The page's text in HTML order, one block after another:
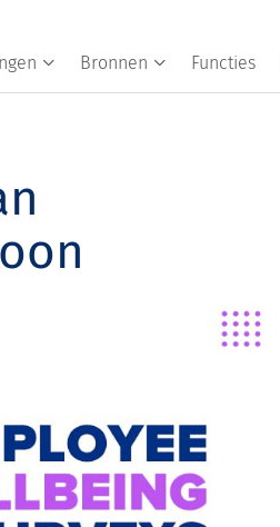
Bronnen Functies